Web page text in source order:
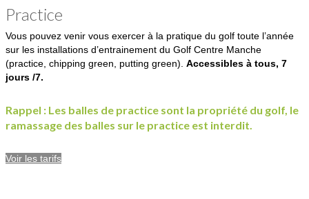
Practice
Vous pouvez venir vous exercer à la pratique du golf toute l’année
sur les installations d’entrainement du Golf Centre Manche
(practice, chipping green, putting green). Accessibles à tous, 7
jours /7.
Rappel : Les balles de practice sont la propriété du golf, le
ramassage des balles sur le practice est interdit.
Voir les tarifs